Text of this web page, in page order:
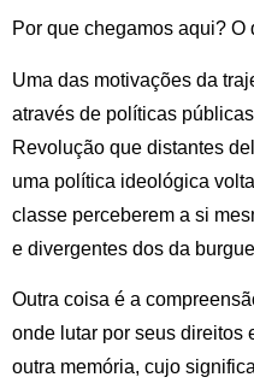
Por que chegamos aqui?
Uma das motivações da
através de políticas
Revolução que distantes
uma política ideológica
classe perceberem a si
e divergentes dos da
Outra coisa é a
onde lutar por seus direitos
outra memória, cujo